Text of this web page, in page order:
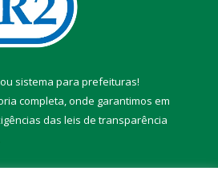
ou sistema para prefeituras!
completa, onde garantimos em
das leis de transparência